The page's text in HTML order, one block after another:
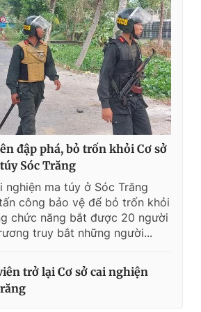
đập phá, bỏ trốn khỏi Cơ sở
Sóc Trăng
nghiện ma túy ở Sóc Trăng
công bảo vệ để bỏ trốn khỏi
chức năng bắt được 20 người
truy bắt những người...
trở lại Cơ sở cai nghiện